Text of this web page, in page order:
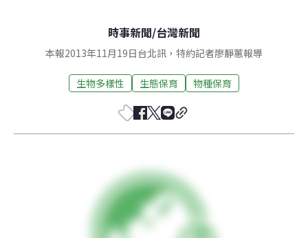
時事新聞/台灣新聞
本報2013年11月19日台北訊，特約記者廖靜蕙報導
生物多樣性 生態保育 物種保育